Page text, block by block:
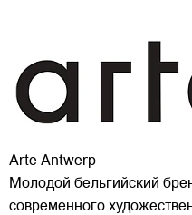
Arte Antwerp
Молодой бельгийский
современного